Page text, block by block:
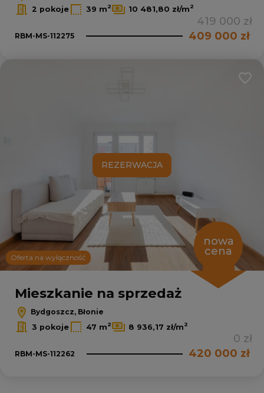
2 pokoje
39 m2 10 481,80 zł/m2
419 000 zł
RBM-MS-112275 409 000 zł
Oferta na wyłączność
REZERWACJA
nowa
cena
Mieszkanie na sprzedaż
Bydgoszcz, Błonie
3 pokoje
47 m2 8 936,17 zł/m2
0 zł
RBM-MS-112262 420 000 zł